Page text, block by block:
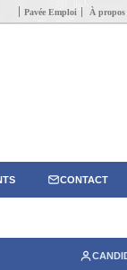
Pavée Emploi À
CONTACT